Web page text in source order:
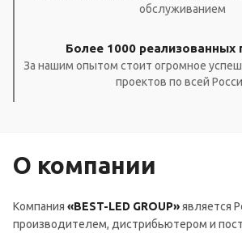
обслуживанием
Более 1000 реализованных
За нашим опытом стоит огромное
проектов по всей
О компании
Компания «BEST-LED GROUP»является
производителем, дистрибьютером и